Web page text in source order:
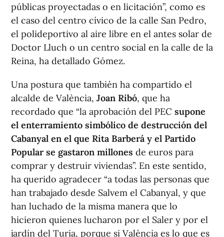
públicas proyectadas o en licitación”, como es
el caso del centro cívico de la calle San Pedro,
el polideportivo al aire libre en el antes solar de
Doctor Lluch o un centro social en la calle de la
Reina, ha detallado Gómez.
Una postura que también ha compartido el
alcalde de València, Joan Ribó, que ha
recordado que “la aprobación del PEC supone
el enterramiento simbólico de destrucción del
Cabanyal en el que Rita Barberá y el Partido
Popular se gastaron millones de euros para
comprar y destruir viviendas”. En este sentido,
ha querido agradecer “a todas las personas que
han trabajado desde Salvem el Cabanyal, y que
han luchado de la misma manera que lo
hicieron quienes lucharon por el Saler y por el
jardín del Turia, porque si València es lo que es